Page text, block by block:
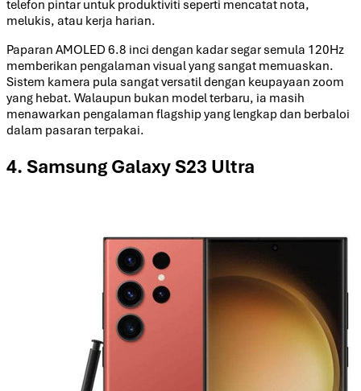
telefon pintar untuk produktiviti seperti mencatat nota,
melukis, atau kerja harian.
Paparan AMOLED 6.8 inci dengan kadar segar semula 120Hz
memberikan pengalaman visual yang sangat memuaskan.
Sistem kamera pula sangat versatil dengan keupayaan zoom
yang hebat. Walaupun bukan model terbaru, ia masih
menawarkan pengalaman flagship yang lengkap dan berbaloi
dalam pasaran terpakai.
4. Samsung Galaxy S23 Ultra